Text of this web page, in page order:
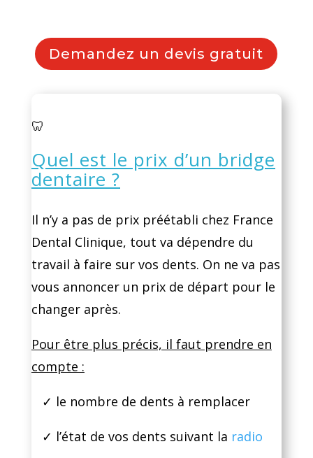
Demandez un devis gratuit
🦷
Quel est le prix d’un bridge
dentaire ?
Il n’y a pas de prix préétabli chez France
Dental Clinique, tout va dépendre du
travail à faire sur vos dents. On ne va pas
vous annoncer un prix de départ pour le
changer après.
Pour être plus précis, il faut prendre en
compte :
✓ le nombre de dents à remplacer
✓ l’état de vos dents suivant la radio